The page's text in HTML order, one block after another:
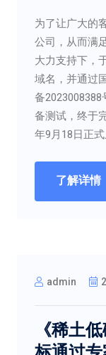
为了让广大的
公司，从而满
大力支持下，
域名，并通过
备
备测试，终于
年9月18日正式
了解详情
admin
《稀土